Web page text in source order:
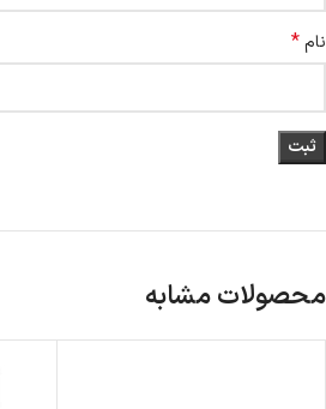
نام*
محصولات مشابه